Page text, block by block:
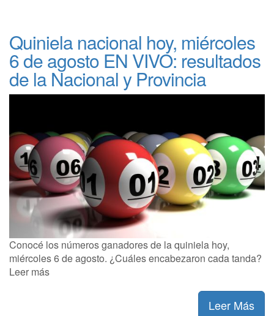
Quiniela nacional hoy, miércoles
6 de agosto EN VIVO: resultados
de la Nacional y Provincia
Conocé los números ganadores de la quiniela hoy,
miércoles 6 de agosto. ¿Cuáles encabezaron cada tanda?
Leer más
Leer Más